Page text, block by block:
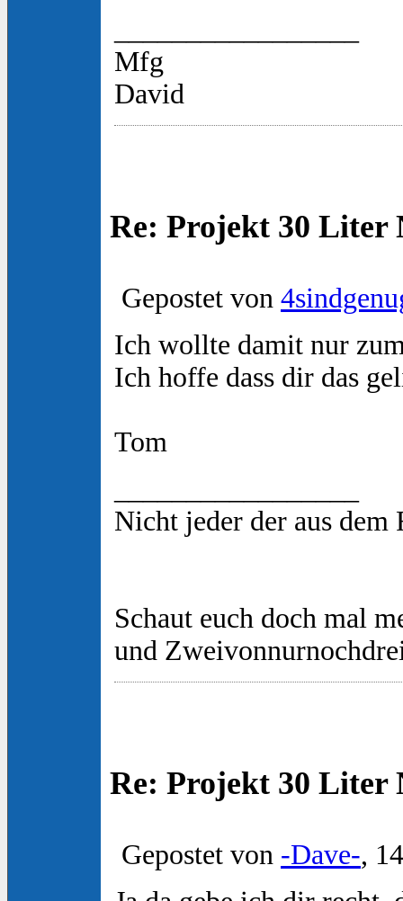
Mfg
David
Re: Projekt 30 Liter
Gepostet von
Ich wollte damit nur
Ich hoffe dass dir das
Tom
Nicht jeder der aus
Schaut euch doch mal
und
Re: Projekt 30 Liter
Gepostet von -Dave-,